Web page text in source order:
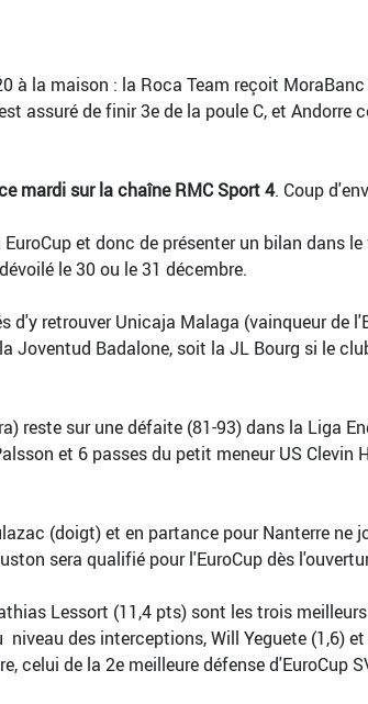
à la maison : la Roca Team reçoit
assuré de finir 3e de la poule C, et Andorre
mardi sur la chaîne RMC Sport 4. Coup
et donc de présenter un bilan dans
le 30 ou le 31 décembre.
d'y retrouver Unicaja Malaga (vainqueur de
Joventud Badalone, soit la JL Bourg si le
reste sur une défaite (81-93) dans la Liga
et 6 passes du petit meneur US
(doigt) et en partance pour Nanterre ne
sera qualifié pour l'EuroCup dès
Lessort (11,4 pts) sont les trois
des interceptions, Will Yeguete (1,6)
celui de la 2e meilleure défense d'EuroCup